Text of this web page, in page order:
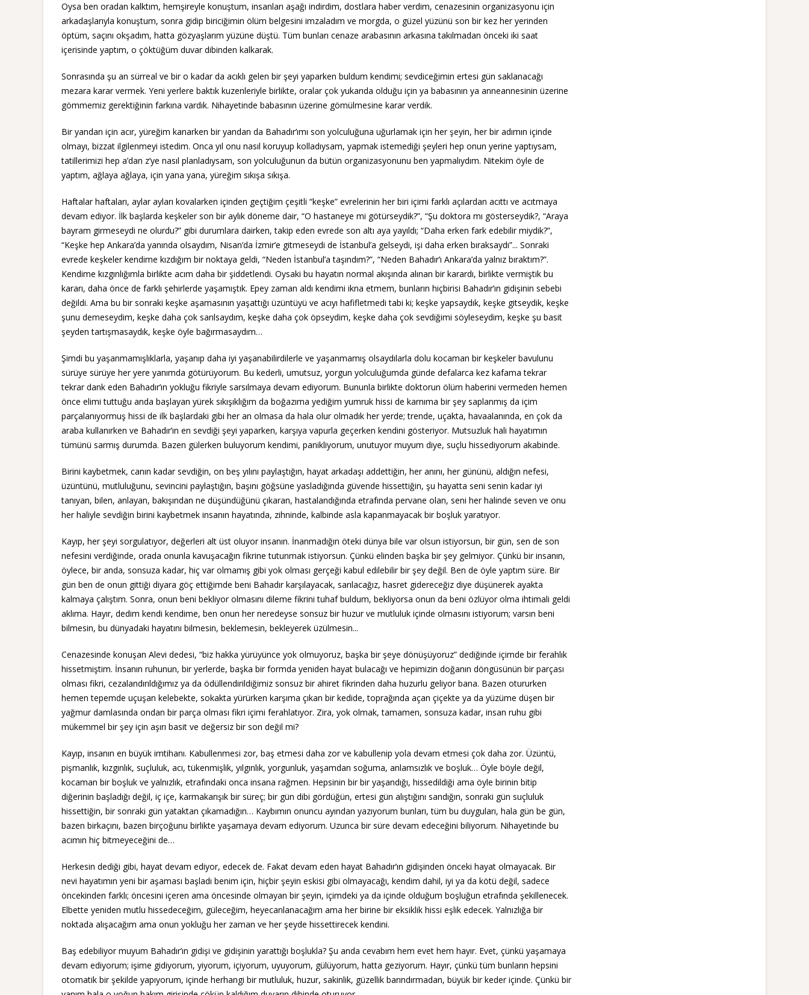
Oysa ben oradan kalktım, hemşireyle konuştum, insanları aşağı indirdim, dostlara haber verdim, cenazesinin organizasyonu için
arkadaşlarıyla konuştum, sonra gidip biriciğimin ölüm belgesini imzaladım ve morgda, o güzel yüzünü son bir kez her yerinden
öptüm, saçını okşadım, hatta gözyaşlarım yüzüne düştü. Tüm bunları cenaze arabasının arkasına takılmadan önceki iki saat
içerisinde yaptım, o çöktüğüm duvar dibinden kalkarak.
Sonrasında şu an sürreal ve bir o kadar da acıklı gelen bir şeyi yaparken buldum kendimi; sevdiceğimin ertesi gün saklanacağı
mezara karar vermek. Yeni yerlere baktık kuzenleriyle birlikte, oralar çok yukarıda olduğu için ya babasının ya anneannesinin üzerine
gömmemiz gerektiğinin farkına vardık. Nihayetinde babasının üzerine gömülmesine karar verdik.
Bir yandan için acır, yüreğim kanarken bir yandan da Bahadır’ımı son yolculuğuna uğurlamak için her şeyin, her bir adımın içinde
olmayı, bizzat ilgilenmeyi istedim. Onca yıl onu nasıl koruyup kolladıysam, yapmak istemediği şeyleri hep onun yerine yaptıysam,
tatillerimizi hep a’dan z’ye nasıl planladıysam, son yolculuğunun da bütün organizasyonunu ben yapmalıydım. Nitekim öyle de
yaptım, ağlaya ağlaya, için yana yana, yüreğim sıkışa sıkışa.
Haftalar haftaları, aylar ayları kovalarken içinden geçtiğim çeşitli “keşke” evrelerinin her biri içimi farklı açılardan acıttı ve acıtmaya
devam ediyor. İlk başlarda keşkeler son bir aylık döneme dair, “O hastaneye mi götürseydik?”, “Şu doktora mı gösterseydik?, “Araya
bayram girmeseydi ne olurdu?” gibi durumlara dairken, takip eden evrede son altı aya yayıldı; “Daha erken fark edebilir miydik?”,
“Keşke hep Ankara’da yanında olsaydım, Nisan’da İzmir’e gitmeseydi de İstanbul’a gelseydi, işi daha erken bıraksaydı”... Sonraki
evrede keşkeler kendime kızdığım bir noktaya geldi, “Neden İstanbul’a taşındım?”, “Neden Bahadır’ı Ankara’da yalnız bıraktım?”.
Kendime kızgınlığımla birlikte acım daha bir şiddetlendi. Oysaki bu hayatın normal akışında alınan bir karardı, birlikte vermiştik bu
kararı, daha önce de farklı şehirlerde yaşamıştık. Epey zaman aldı kendimi ikna etmem, bunların hiçbirisi Bahadır’ın gidişinin sebebi
değildi. Ama bu bir sonraki keşke aşamasının yaşattığı üzüntüyü ve acıyı hafifletmedi tabi ki; keşke yapsaydık, keşke gitseydik, keşke
şunu demeseydim, keşke daha çok sarılsaydım, keşke daha çok öpseydim, keşke daha çok sevdiğimi söyleseydim, keşke şu basit
şeyden tartışmasaydık, keşke öyle bağırmasaydım…
Şimdi bu yaşanmamışlıklarla, yaşanıp daha iyi yaşanabilirdilerle ve yaşanmamış olsaydılarla dolu kocaman bir keşkeler bavulunu
sürüye sürüye her yere yanımda götürüyorum. Bu kederli, umutsuz, yorgun yolculuğumda günde defalarca kez kafama tekrar
tekrar dank eden Bahadır’ın yokluğu fikriyle sarsılmaya devam ediyorum. Bununla birlikte doktorun ölüm haberini vermeden hemen
önce elimi tuttuğu anda başlayan yürek sıkışıklığım da boğazıma yediğim yumruk hissi de karnıma bir şey saplanmış da içim
parçalanıyormuş hissi de ilk başlardaki gibi her an olmasa da hala olur olmadık her yerde; trende, uçakta, havaalanında, en çok da
araba kullanırken ve Bahadır’ın en sevdiği şeyi yaparken, karşıya vapurla geçerken kendini gösteriyor. Mutsuzluk hali hayatımın
tümünü sarmış durumda. Bazen gülerken buluyorum kendimi, panikliyorum, unutuyor muyum diye, suçlu hissediyorum akabinde.
Birini kaybetmek, canın kadar sevdiğin, on beş yılını paylaştığın, hayat arkadaşı addettiğin, her anını, her gününü, aldığın nefesi,
üzüntünü, mutluluğunu, sevincini paylaştığın, başını göğsüne yasladığında güvende hissettiğin, şu hayatta seni senin kadar iyi
tanıyan, bilen, anlayan, bakışından ne düşündüğünü çıkaran, hastalandığında etrafında pervane olan, seni her halinde seven ve onu
her haliyle sevdiğin birini kaybetmek insanın hayatında, zihninde, kalbinde asla kapanmayacak bir boşluk yaratıyor.
Kayıp, her şeyi sorgulatıyor, değerleri alt üst oluyor insanın. İnanmadığın öteki dünya bile var olsun istiyorsun, bir gün, sen de son
nefesini verdiğinde, orada onunla kavuşacağın fikrine tutunmak istiyorsun. Çünkü elinden başka bir şey gelmiyor. Çünkü bir insanın,
öylece, bir anda, sonsuza kadar, hiç var olmamış gibi yok olması gerçeği kabul edilebilir bir şey değil. Ben de öyle yaptım süre. Bir
gün ben de onun gittiği diyara göç ettiğimde beni Bahadır karşılayacak, sarılacağız, hasret gidereceğiz diye düşünerek ayakta
kalmaya çalıştım. Sonra, onun beni bekliyor olmasını dileme fikrini tuhaf buldum, bekliyorsa onun da beni özlüyor olma ihtimali geldi
aklıma. Hayır, dedim kendi kendime, ben onun her neredeyse sonsuz bir huzur ve mutluluk içinde olmasını istiyorum; varsın beni
bilmesin, bu dünyadaki hayatını bilmesin, beklemesin, bekleyerek üzülmesin...
Cenazesinde konuşan Alevi dedesi, “biz hakka yürüyünce yok olmuyoruz, başka bir şeye dönüşüyoruz” dediğinde içimde bir ferahlık
hissetmiştim. İnsanın ruhunun, bir yerlerde, başka bir formda yeniden hayat bulacağı ve hepimizin doğanın döngüsünün bir parçası
olması fikri, cezalandırıldığımız ya da ödüllendirildiğimiz sonsuz bir ahiret fikrinden daha huzurlu geliyor bana. Bazen otururken
hemen tepemde uçuşan kelebekte, sokakta yürürken karşıma çıkan bir kedide, toprağında açan çiçekte ya da yüzüme düşen bir
yağmur damlasında ondan bir parça olması fikri içimi ferahlatıyor. Zira, yok olmak, tamamen, sonsuza kadar, insan ruhu gibi
mükemmel bir şey için aşırı basit ve değersiz bir son değil mi?
Kayıp, insanın en büyük imtihanı. Kabullenmesi zor, baş etmesi daha zor ve kabullenip yola devam etmesi çok daha zor. Üzüntü,
pişmanlık, kızgınlık, suçluluk, acı, tükenmişlik, yılgınlık, yorgunluk, yaşamdan soğuma, anlamsızlık ve boşluk… Öyle böyle değil,
kocaman bir boşluk ve yalnızlık, etrafındaki onca insana rağmen. Hepsinin bir bir yaşandığı, hissedildiği ama öyle birinin bitip
diğerinin başladığı değil, iç içe, karmakarışık bir süreç; bir gün dibi gördüğün, ertesi gün alıştığını sandığın, sonraki gün suçluluk
hissettiğin, bir sonraki gün yataktan çıkamadığın… Kaybımın onuncu ayından yazıyorum bunları, tüm bu duyguları, hala gün be gün,
bazen birkaçını, bazen birçoğunu birlikte yaşamaya devam ediyorum. Uzunca bir süre devam edeceğini biliyorum. Nihayetinde bu
acımın hiç bitmeyeceğini de…
Herkesin dediği gibi, hayat devam ediyor, edecek de. Fakat devam eden hayat Bahadır’ın gidişinden önceki hayat olmayacak. Bir
nevi hayatımın yeni bir aşaması başladı benim için, hiçbir şeyin eskisi gibi olmayacağı, kendim dahil, iyi ya da kötü değil, sadece
öncekinden farklı; öncesini içeren ama öncesinde olmayan bir şeyin, içimdeki ya da içinde olduğum boşluğun etrafında şekillenecek.
Elbette yeniden mutlu hissedeceğim, güleceğim, heyecanlanacağım ama her birine bir eksiklik hissi eşlik edecek. Yalnızlığa bir
noktada alışacağım ama onun yokluğu her zaman ve her şeyde hissettirecek kendini.
Baş edebiliyor muyum Bahadır’ın gidişi ve gidişinin yarattığı boşlukla? Şu anda cevabım hem evet hem hayır. Evet, çünkü yaşamaya
devam ediyorum; işime gidiyorum, yiyorum, içiyorum, uyuyorum, gülüyorum, hatta geziyorum. Hayır, çünkü tüm bunların hepsini
otomatik bir şekilde yapıyorum, içinde herhangi bir mutluluk, huzur, sakinlik, güzellik barındırmadan, büyük bir keder içinde. Çünkü bir